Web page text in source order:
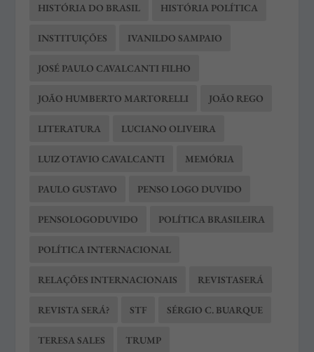
HISTÓRIA DO BRASIL HISTÓRIA POLÍTICA
INSTITUIÇÕES IVANILDO SAMPAIO
JOSÉ PAULO CAVALCANTI FILHO
JOÃO HUMBERTO MARTORELLI JOÃO REGO
LITERATURA LUCIANO OLIVEIRA
LUIZ OTAVIO CAVALCANTI MEMÓRIA
PAULO GUSTAVO PENSO LOGO DUVIDO
PENSOLOGODUVIDO POLÍTICA BRASILEIRA
POLÍTICA INTERNACIONAL
RELAÇÕES INTERNACIONAIS REVISTASERÁ
REVISTA SERÁ? STF SÉRGIO C. BUARQUE
TERESA SALES TRUMP